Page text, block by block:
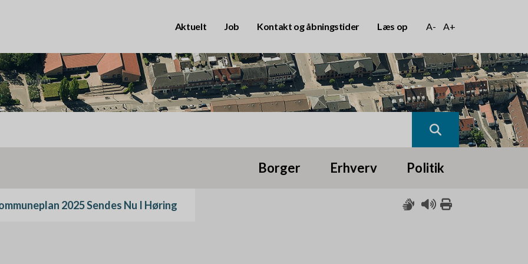
B
r
u
g
k
o
Aktuelt Job Kontakt og åbningstider Læs op A- A+
Borger Erhverv Politik
2025 Sendes Nu I Høring